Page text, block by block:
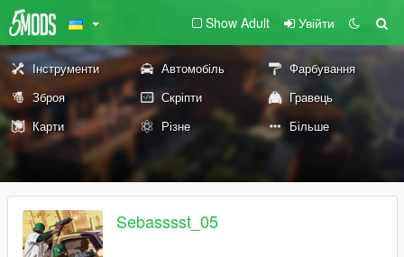
Show Adult Увійти
Інструменти Автомобіль
Фарбування
Зброя
Скріпти
Гравець
Карти
Різне Більше
Sebasssst_05